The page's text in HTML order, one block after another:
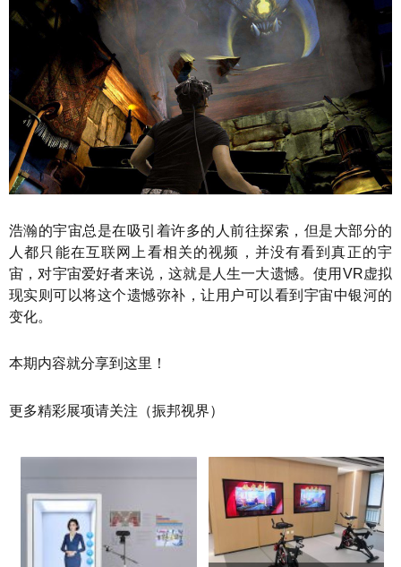
浩瀚的宇宙总是在吸引着许多的人前往探索，但是大部分的
人都只能在互联网上看相关的视频，并没有看到真正的宇
宙，对宇宙爱好者来说，这就是人生一大遗憾。使用VR虚拟
现实则可以将这个遗憾弥补，让用户可以看到宇宙中银河的
变化。
本期内容就分享到这里！
更多精彩展项请关注（振邦视界）